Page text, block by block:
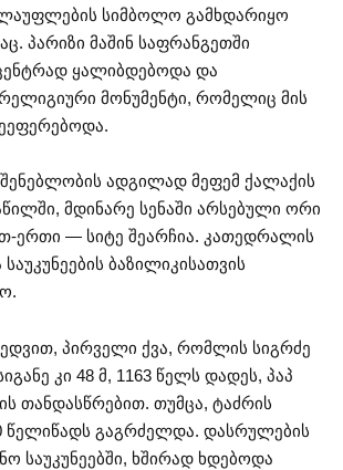
სიმბოლო გამხდარიყო
პარიზი მაშინ საფრანგეთში
ყალიბდებოდა და
მონუმენტი, რომელიც მის
ადგილად მეფემ ქალაქის
მდინარე სენაში არსებული ორი
ერთი — სიტე შეარჩია. კათედრალის
ბაზილიკისათვის
პირველი ქვა, რომლის სიგრძე
კი 48 მ, 1163 წელს დადეს, პაპ
თანდასწრებით. თუმცა, ტაძრის
წელიწადს გაგრძელდა. დასრულების
საუკუნეებში, ხშირად ხდებოდა